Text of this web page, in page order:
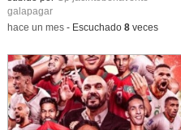
galapagar
-hace un mes- Escuchado 8veces